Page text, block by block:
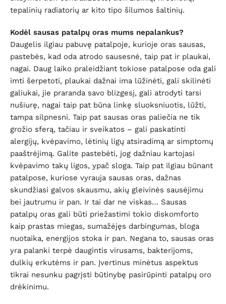
tepalinių radiatorių ar kito tipo šilumos šaltinių.
Kodėl sausas patalpų oras mums nepalankus?
Daugelis ilgiau pabuvę patalpoje, kurioje oras sausas,
pastebės, kad oda atrodo sausesnė, taip pat ir plaukai,
nagai. Daug laiko praleidžiant tokiose patalpose oda gali
imti šerpetoti, plaukai dažnai ima lūžinėti, gali skilinėti
galiukai, jie praranda savo blizgesį, gali atrodyti tarsi
nušiurę, nagai taip pat būna linkę sluoksniuotis, lūžti,
tampa silpnesni. Taip pat sausas oras paliečia ne tik
grožio sferą, tačiau ir sveikatos – gali paskatinti
alergijų, kvėpavimo, lėtinių ligų atsiradimą ar simptomų
paaštrėjimą. Galite pastebėti, jog dažniau kartojasi
kvėpavimo takų ligos, ypač sloga. Taip pat ilgiau būnant
patalpose, kuriose vyrauja sausas oras, dažnas
skundžiasi galvos skausmu, akių gleivinės sausėjimu
bei jautrumu ir pan. Ir tai dar ne viskas… Sausas
patalpų oras gali būti priežastimi tokio diskomforto
kaip prastas miegas, sumažėjęs darbingumas, bloga
nuotaika, energijos stoka ir pan. Negana to, sausas oras
yra palanki terpė daugintis virusams, bakterijoms,
dulkių erkutėms ir pan. Įvertinus minėtus aspektus
tikrai nesunku pagrįsti būtinybę pasirūpinti patalpų oro
drėkinimu.